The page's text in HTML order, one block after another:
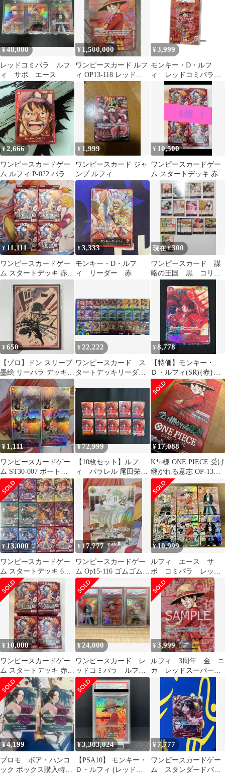
¥48,000
レッドコミパラ ルフ
ィ サボ エース
¥ 1,500,000
ワンピースカード ルフ
ィ OP13-118 レッドコ
ミパラ
¥ 3,999
モンキー・D・ルフ
ィ レッドコミパラ専
用ディスプレイフレー
¥2,666
ワンピースカードゲー
ム ルフィ P-022 パラレ
ル プロモFILM RED
¥ 1,999
ワンピースカード ジャ
ンプ ルフィ
¥ 10,500
ワンピースカードゲー
ム スタートデッキ 赤い
モンキー・D・ルフィ 5
個セット
¥11,111
ワンピースカードゲー
ム スタートデッキ 赤い
モンキー・D・ルフィ 4
個セット
¥3,333
モンキー・D・ルフ
ィ リーダー 赤
現在 ¥300
ワンピースカード 謀
略の王国 黒 コリー
¥650
【ゾロ】ドン スリーブ
墨絵 リーパラ デッキ
パーツ 師弟の絆 緑 赤
10枚
¥22,222
ワンピースカード ス
タートデッキリーダー
ゾロ＆サンジ エース
＆ニューゲート サ
ボ 赤シャンクス ク
ロコダイル 黒ティー
チ 青バギー サカズ
¥8,778
【特価】モンキー・
Ｄ・ルフィ(SR){赤}
〈ST01-012〉[ブースタ
ーパック 新時代の主
役] パラレル 尾田栄一
郎 サインルフィ サイン
無し
¥ 1,111
ワンピースカードゲー
ム ST30-007 ポートガ
ス・D・エース 4枚セッ
ト
¥72,999
【10枚セット】ルフ
ィ パラレル 尾田栄一
郎 ワンピースカード
ST01-012 サインなし
¥ 17,088
K*o様 ONE PIECE 受け
継がれる意志 OP-13
BOX（再販未開封品
¥13,000
ワンピースカードゲー
ム スタートデッキ 6種
セット 各2個づつ
¥ 17,777
ワンピースカードゲー
ム Op15-116 ゴムゴム
の黄金回転弾
¥10,999
ルフィ エース サ
ボ コミパラ レッド
パラレル 観賞用 盗
難防止用 6枚
¥ 10,000
ワンピースカードゲー
ム スタートデッキ 赤い
モンキー・D・ルフィ 4
個セット
¥24,000
ワンピースカード レ
ッドコミパラ ルフ
ィ サボ エース 観
賞用
¥3,999
ルフィ 3周年 金 ニ
カ レッドスーパーパ
ラレル コミパラ パ
¥4,199
プロモ ボア・ハンコ
ック ボックス購入特典
¥3,303,024
【PSA10】 モンキー・
Ｄ・ルフィ (レッドコ
¥ 7,777
ワンピースカードゲー
ム スタンダードバト